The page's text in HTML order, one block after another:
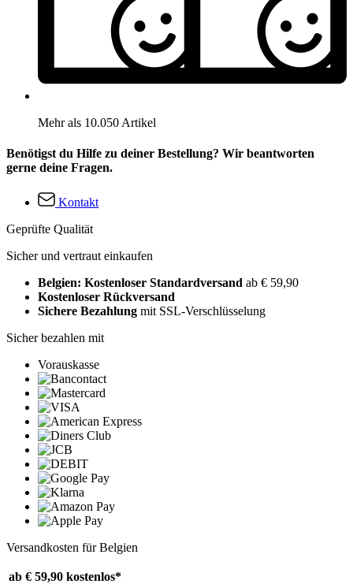
Mehr als 10.050 Artikel
Benötigst du Hilfe zu deiner Bestellung? Wir beantworten
gerne deine Fragen.
Kontakt
Geprüfte Qualität
Sicher und vertraut einkaufen
Belgien: Kostenloser Standardversand ab € 59,90
Kostenloser Rückversand
Sichere Bezahlung mit SSL-Verschlüsselung
Sicher bezahlen mit
Vorauskasse
Versandkosten für Belgien
ab € 59,90 kostenlos*